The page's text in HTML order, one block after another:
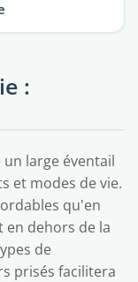
:
large éventail
et modes de vie.
qu'en
dehors de la
de
prisés facilitera